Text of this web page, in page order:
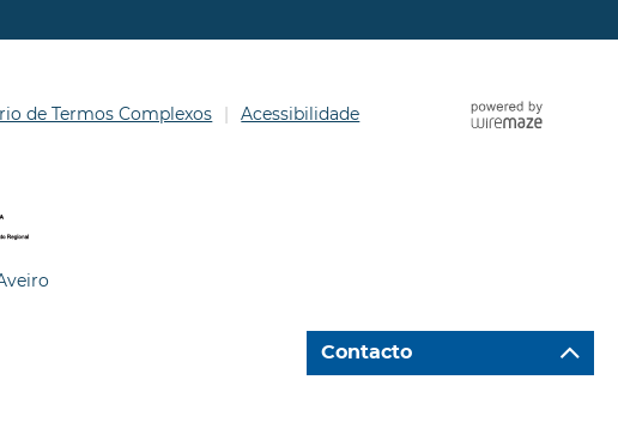
de Termos Complexos Acessibilidade
Contacto